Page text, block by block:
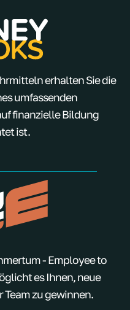
erhalten Sie die
umfassenden
finanzielle Bildung
ist.
- Employee to
es Ihnen, neue
Team zu gewinnen.